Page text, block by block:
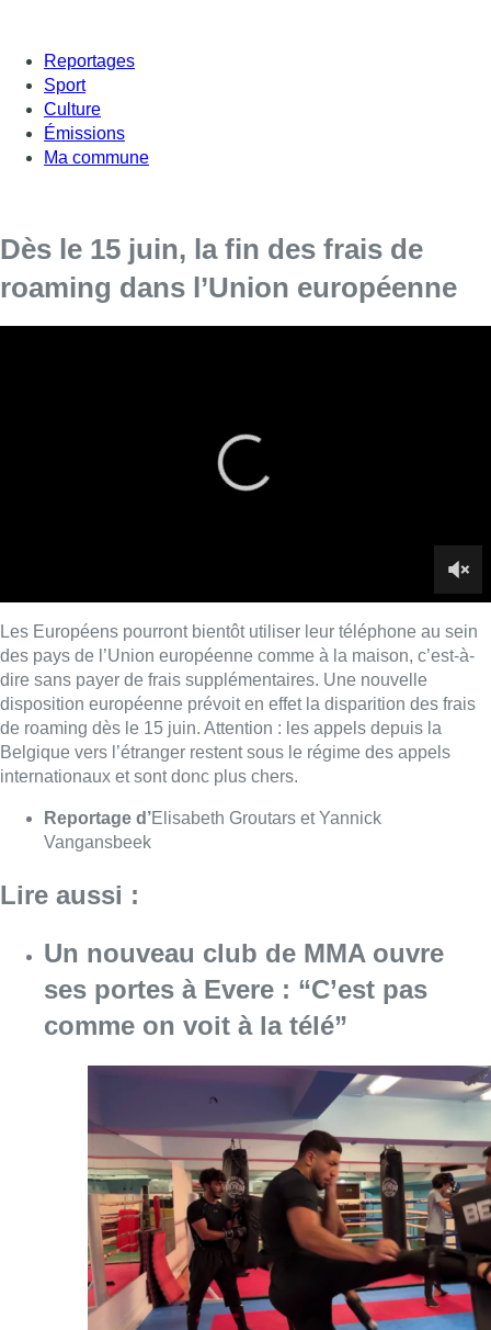
Reportages
Sport
Culture
Émissions
Ma commune
Dès le 15 juin, la fin des frais de
roaming dans l’Union européenne
de roaming dès le 15 juin. Attention : les appels depuis la
Belgique vers l’étranger restent sous le régime des appels
internationaux et sont donc plus chers.
Lire aussi :
Un nouveau club de MMA ouvre
ses portes à Evere : “C’est pas
comme on voit à la télé”
08 août 2026Consulter l'article "Un nouveau club de
Au Moeraske, Bart Hanssens
recense des insectes de plus en
plus rares